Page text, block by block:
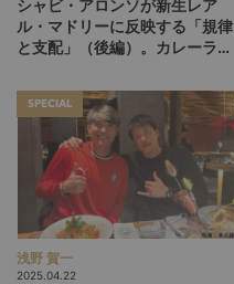
シャビ・アロンソが新生レア
ル・マドリーに反映する「規律
と支配」（後編）。カレーラ
ールに逆らうポジショナルプレ
ーへの挑戦者たち
SPECIAL
浅野 賀一
2025.04.22